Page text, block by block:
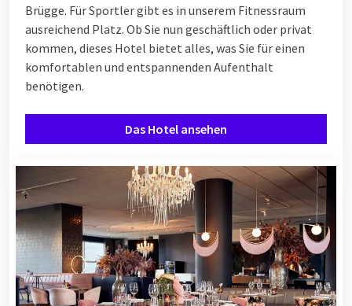
Brügge. Für Sportler gibt es in unserem Fitnessraum
ausreichend Platz. Ob Sie nun geschäftlich oder privat
kommen, dieses Hotel bietet alles, was Sie für einen
komfortablen und entspannenden Aufenthalt
benötigen.
Das Hotel ansehen